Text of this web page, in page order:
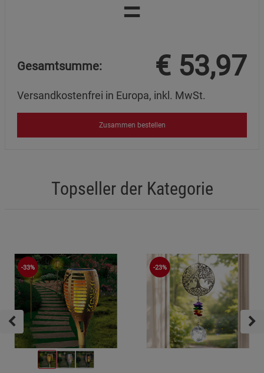
=
Gesamtsumme: € 53,97
Versandkostenfrei in Europa, inkl. MwSt.
Zusammen bestellen
Topseller der Kategorie
-33% -23%